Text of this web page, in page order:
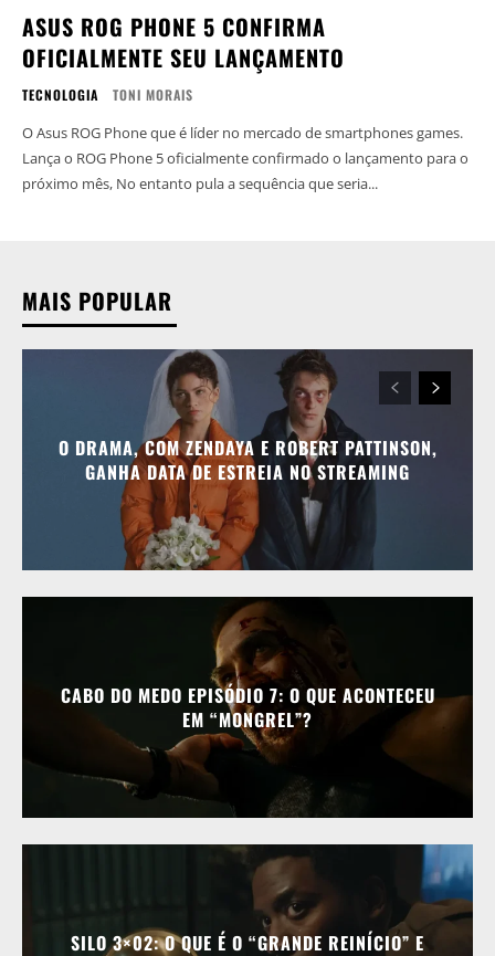
ASUS ROG PHONE 5 CONFIRMA
OFICIALMENTE SEU LANÇAMENTO
TECNOLOGIA TONI MORAIS
O Asus ROG Phone que é líder no mercado de smartphones games.
Lança o ROG Phone 5 oficialmente confirmado o lançamento para o
próximo mês, No entanto pula a sequência que seria...
MAIS POPULAR
O DRAMA, COM ZENDAYA E ROBERT PATTINSON,
GANHA DATA DE ESTREIA NO STREAMING
CABO DO MEDO EPISÓDIO 7: O QUE ACONTECEU
EM “MONGREL”?
SILO 3×02: O QUE É O “GRANDE REINÍCIO” E